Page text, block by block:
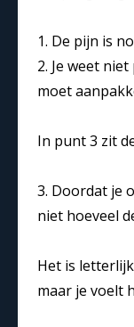
1. De pijn is
2. Je weet
moet
In punt 3 zit
3. Doordat je
niet hoeveel
Het is
maar je voelt